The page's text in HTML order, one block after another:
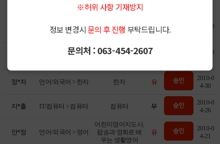
※허위 사항 기재방지
정보 변경시 문의 후 진행 부탁드립니다.
문의처 : 063-454-2607
조냉동기계,에너지
관리,보일러기능장
IT/컴퓨터 > 컴퓨터 AutoCAD초급 유
2010-0
문화/예술 > 영화/연
연극공연지도, 연
극놀이, 교육연극,
2010-0
정*자 언어/외국어 > 한자 한자 유
2010-0
4-30
지*출 IT/컴퓨터 > 컴퓨터 컴퓨터 무
2010-0
4-26
안*정 언어/외국어 > 영어
어린이영어지도사,
팝송과 영화로 배
우는 생활영어
유
2010-0
4-21